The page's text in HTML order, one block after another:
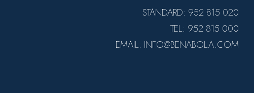
STANDARD: 952 815 020
TEL: 952 815 000
EMAIL: INFO@BENABOLA.COM